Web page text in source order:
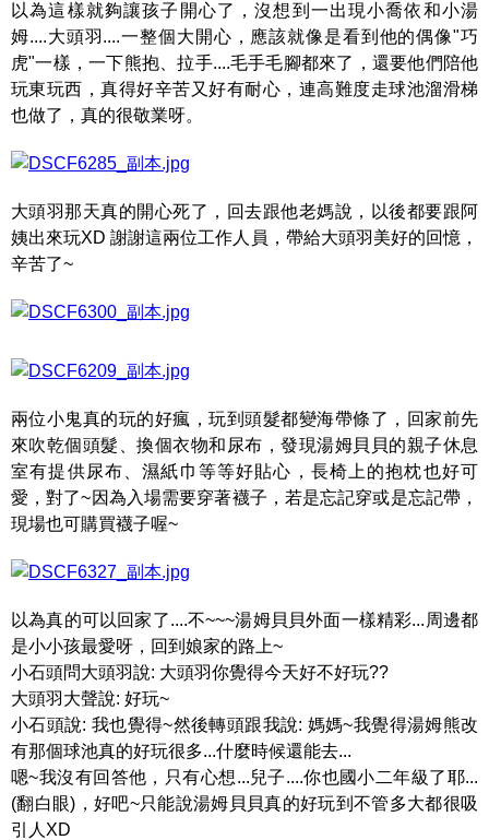
以為這樣就夠讓孩子開心了，沒想到一出現小喬依和小湯
姆....大頭羽....一整個大開心，應該就像是看到他的偶像"巧
虎"一樣，一下熊抱、拉手....毛手毛腳都來了，還要他們陪他
玩東玩西，真得好辛苦又好有耐心，連高難度走球池溜滑梯
也做了，真的很敬業呀。
大頭羽那天真的開心死了，回去跟他老媽說，以後都要跟阿
姨出來玩XD 謝謝這兩位工作人員，帶給大頭羽美好的回憶，
辛苦了~
兩位小鬼真的玩的好瘋，玩到頭髮都變海帶條了，回家前先
來吹乾個頭髮、換個衣物和尿布，發現湯姆貝貝的親子休息
室有提供尿布、濕紙巾等等好貼心，長椅上的抱枕也好可
愛，對了~因為入場需要穿著襪子，若是忘記穿或是忘記帶，
現場也可購買襪子喔~
以為真的可以回家了....不~~~湯姆貝貝外面一樣精彩...周邊都
是小小孩最愛呀，回到娘家的路上~
小石頭問大頭羽說: 大頭羽你覺得今天好不好玩??
大頭羽大聲說: 好玩~
小石頭說: 我也覺得~然後轉頭跟我說: 媽媽~我覺得湯姆熊改
有那個球池真的好玩很多...什麼時候還能去...
嗯~我沒有回答他，只有心想...兒子....你也國小二年級了耶...
(翻白眼)，好吧~只能說湯姆貝貝真的好玩到不管多大都很吸
引人XD